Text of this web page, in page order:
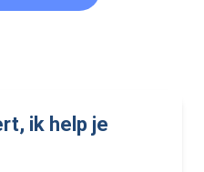
ik help je